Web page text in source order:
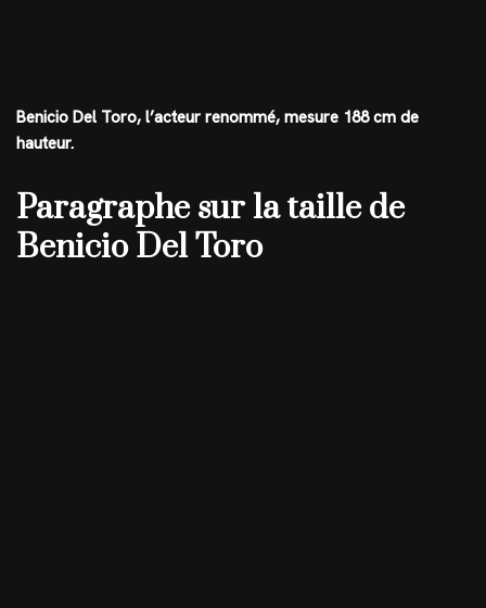
Benicio Del Toro, l’acteur renommé, mesure 188 cm de
hauteur.
Paragraphe sur la taille de
Benicio Del Toro